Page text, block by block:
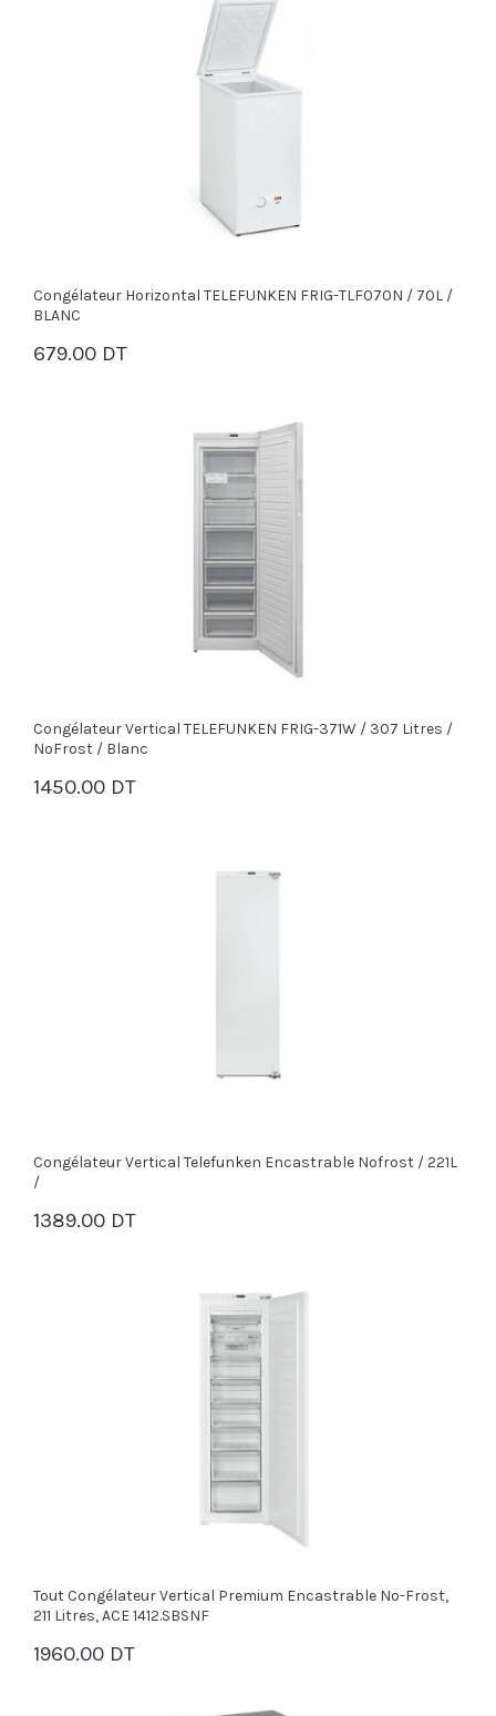
Congélateur Horizontal TELEFUNKEN FRIG-TLF070N / 70L /
BLANC
679.00 DT
PANIER
Congélateur Vertical TELEFUNKEN FRIG-371W / 307 Litres /
NoFrost / Blanc
1450.00 DT
PANIER
Congélateur Vertical Telefunken Encastrable Nofrost / 221L
/
1389.00 DT
PANIER
Tout Congélateur Vertical Premium Encastrable No-Frost,
211 Litres, ACE 1412.SBSNF
1960.00 DT
PANIER